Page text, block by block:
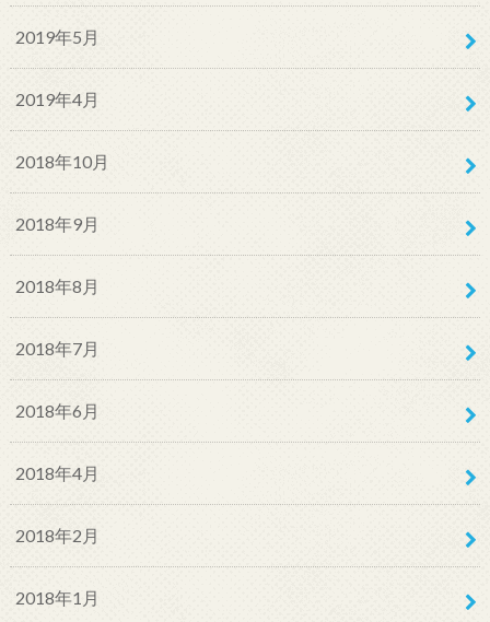
2019年5月
2019年4月
2018年10月
2018年9月
2018年8月
2018年7月
2018年6月
2018年4月
2018年2月
2018年1月